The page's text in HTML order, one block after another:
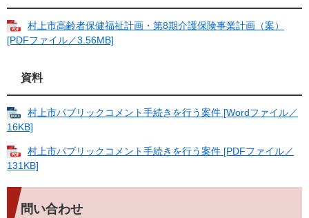
村上市高齢者保健福祉計画・第8期介護保険事業計画（案）
[PDFファイル／3.56MB]
資料
村上市パブリックコメント手続きを行う案件 [Wordファイル／
16KB]
村上市パブリックコメント手続きを行う案件 [PDFファイル／
131KB]
問い合わせ